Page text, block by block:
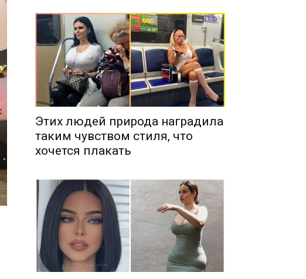
Этих людей природа наградила
таким чувством стиля, что
хочется плакать